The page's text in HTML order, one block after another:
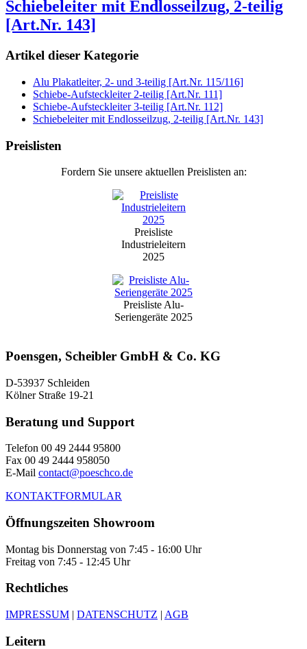
Schiebeleiter mit Endlosseilzug, 2-teilig
[Art.Nr. 143]
Artikel dieser Kategorie
Alu Plakatleiter, 2- und 3-teilig [Art.Nr. 115/116]
Schiebe-Aufsteckleiter 2-teilig [Art.Nr. 111]
Schiebe-Aufsteckleiter 3-teilig [Art.Nr. 112]
Schiebeleiter mit Endlosseilzug, 2-teilig [Art.Nr. 143]
Preislisten
Fordern Sie unsere aktuellen Preislisten an:
Preisliste
Industrieleitern
2025
Preisliste Alu-
Seriengeräte 2025
Poensgen, Scheibler GmbH & Co. KG
D-53937 Schleiden
Kölner Straße 19-21
Beratung und Support
Telefon 00 49 2444 95800
Fax 00 49 2444 958050
E-Mail contact@poeschco.de
KONTAKTFORMULAR
Öffnungszeiten Showroom
Montag bis Donnerstag von 7:45 - 16:00 Uhr
Freitag von 7:45 - 12:45 Uhr
Rechtliches
IMPRESSUM | DATENSCHUTZ | AGB
Leitern